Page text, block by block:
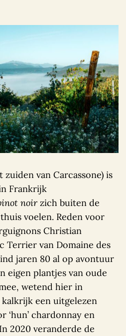
van Carcassone) is
Frankrijk
noirzich buiten de
voelen. Reden voor
Christian
Terrier van Domaine des
jaren 80 al op avontuur
eigen plantjes van oude
wetend hier in
een uitgelezen
chardonnay en
2020 veranderde de